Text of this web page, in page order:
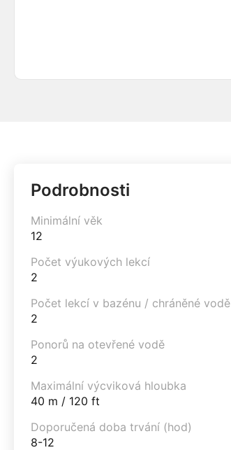
Podrobnosti
Minimální věk
12
Počet výukových lekcí
2
Počet lekcí v bazénu / chráněné vodě
2
Ponorů na otevřené vodě
2
Maximální výcviková hloubka
40 m / 120 ft
Doporučená doba trvání (hod)
8-12